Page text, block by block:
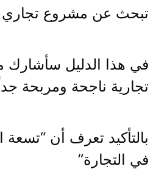
تبحث عن مشروع تجاري
في هذا الدليل سأشارك
تجارية ناجحة ومربحة
بالتأكيد تعرف أن
في التجارة”